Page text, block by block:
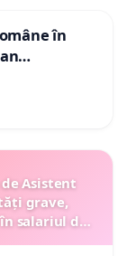
în
de
Asistent
grave,
salariul de